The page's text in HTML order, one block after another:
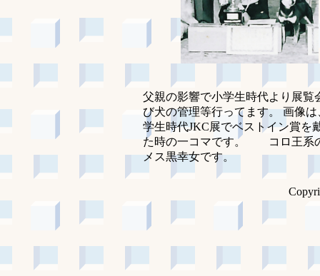
父親の影響で小学生時代より展覧
び犬の管理等行ってます。 画像は
学生時代JKC展でベストイン賞を
た時の一コマです。 コロ王系
メス黒幸女です。